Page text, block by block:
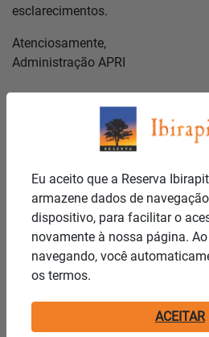
esclarecimentos.
Atenciosamente,
Administração APRI
Eu aceito que a Reserva
armazene dados de
dispositivo, para facilitar o
novamente à nossa página.
navegando, você
os termos.
ACEITAR